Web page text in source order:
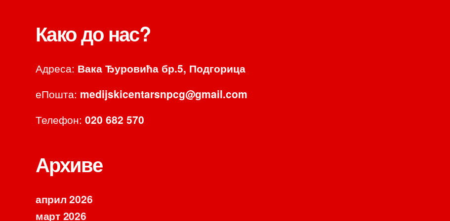
Како до нас?
Адреса: Вака Ђуровића бр.5, Подгорица
еПошта: medijskicentarsnpcg@gmail.com
Телефон: 020 682 570
Архиве
април 2026
март 2026